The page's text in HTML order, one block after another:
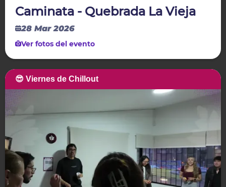
Caminata - Quebrada La Vieja
28 Mar 2026
Ver fotos del evento
😎 Viernes de Chillout